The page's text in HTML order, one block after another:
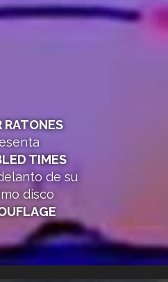
RATONES
TIMES
de su
disco